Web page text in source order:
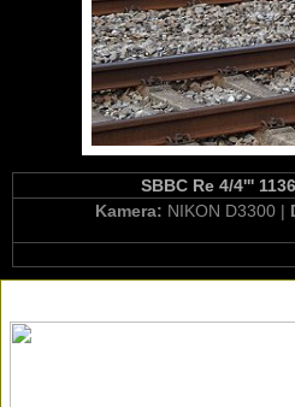
SBBC Re 4/4'''
Kamera: NIKON D3300 |